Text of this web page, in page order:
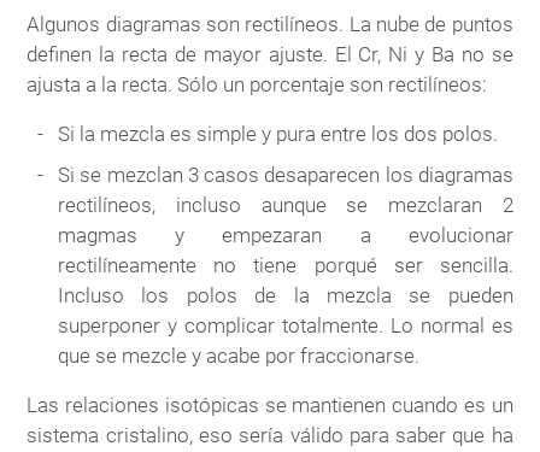
Algunos diagramas son rectilíneos. La nube de puntos
definen la recta de mayor ajuste. El Cr, Ni y Ba no se
ajusta a la recta. Sólo un porcentaje son rectilíneos:
Si la mezcla es simple y pura entre los dos polos.
Si se mezclan 3 casos desaparecen los diagramas
rectilíneos, incluso aunque se mezclaran 2
magmas y empezaran a evolucionar
rectilíneamente no tiene porqué ser sencilla.
Incluso los polos de la mezcla se pueden
superponer y complicar totalmente. Lo normal es
que se mezcle y acabe por fraccionarse.
Las relaciones isotópicas se mantienen cuando es un
sistema cristalino, eso sería válido para saber que ha